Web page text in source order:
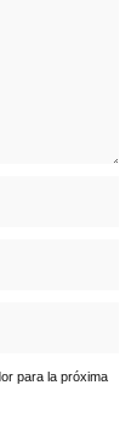
para la próxima